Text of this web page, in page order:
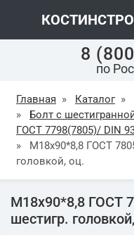
8
по
Главная » Каталог »
»
Болт с
ГОСТ 7798(7805)/ DIN
»
М18х90*8,8 ГОСТ
головкой, оц.
М18х90*8,8 ГОСТ
шестигр.